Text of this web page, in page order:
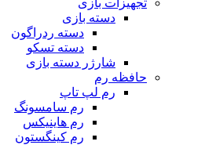
دسته بازی
دسته ردراگون
دسته تسکو
شارژر دسته بازی
حافظه رم
رم لپ تاپ
رم سامسونگ
رم هاینیکس
رم کینگستون